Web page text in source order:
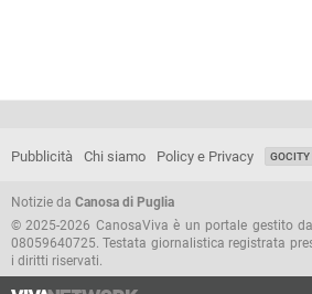
Pubblicità Chi siamo Policy e Privacy GOCITY
Notizie da Canosa di Puglia
© 2025-2026 CanosaViva è un portale gestito
08059640725. Testata giornalistica registrata
i diritti riservati.